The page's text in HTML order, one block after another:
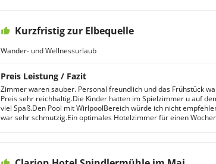
Kurzfristig zur Elbequelle
Wander- und Wellnessurlaub
Preis Leistung / Fazit
Zimmer waren sauber. Personal freundlich und das Frühstück
Preis sehr reichhaltig.Die Kinder hatten im Spielzimmer u auf
viel Spaß.Den Pool mit WirlpoolBereich würde ich nicht
war sehr schmutzig.Ein optimales Hotelzimmer für einen